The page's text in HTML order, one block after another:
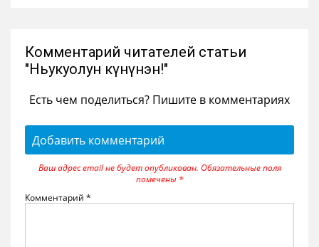
Комментарий читателей статьи
"Ньукуолун күнүнэн!"
Есть чем поделиться? Пишите в комментариях
Добавить комментарий
Ваш адрес email не будет опубликован. Обязательные поля
помечены *
Комментарий *